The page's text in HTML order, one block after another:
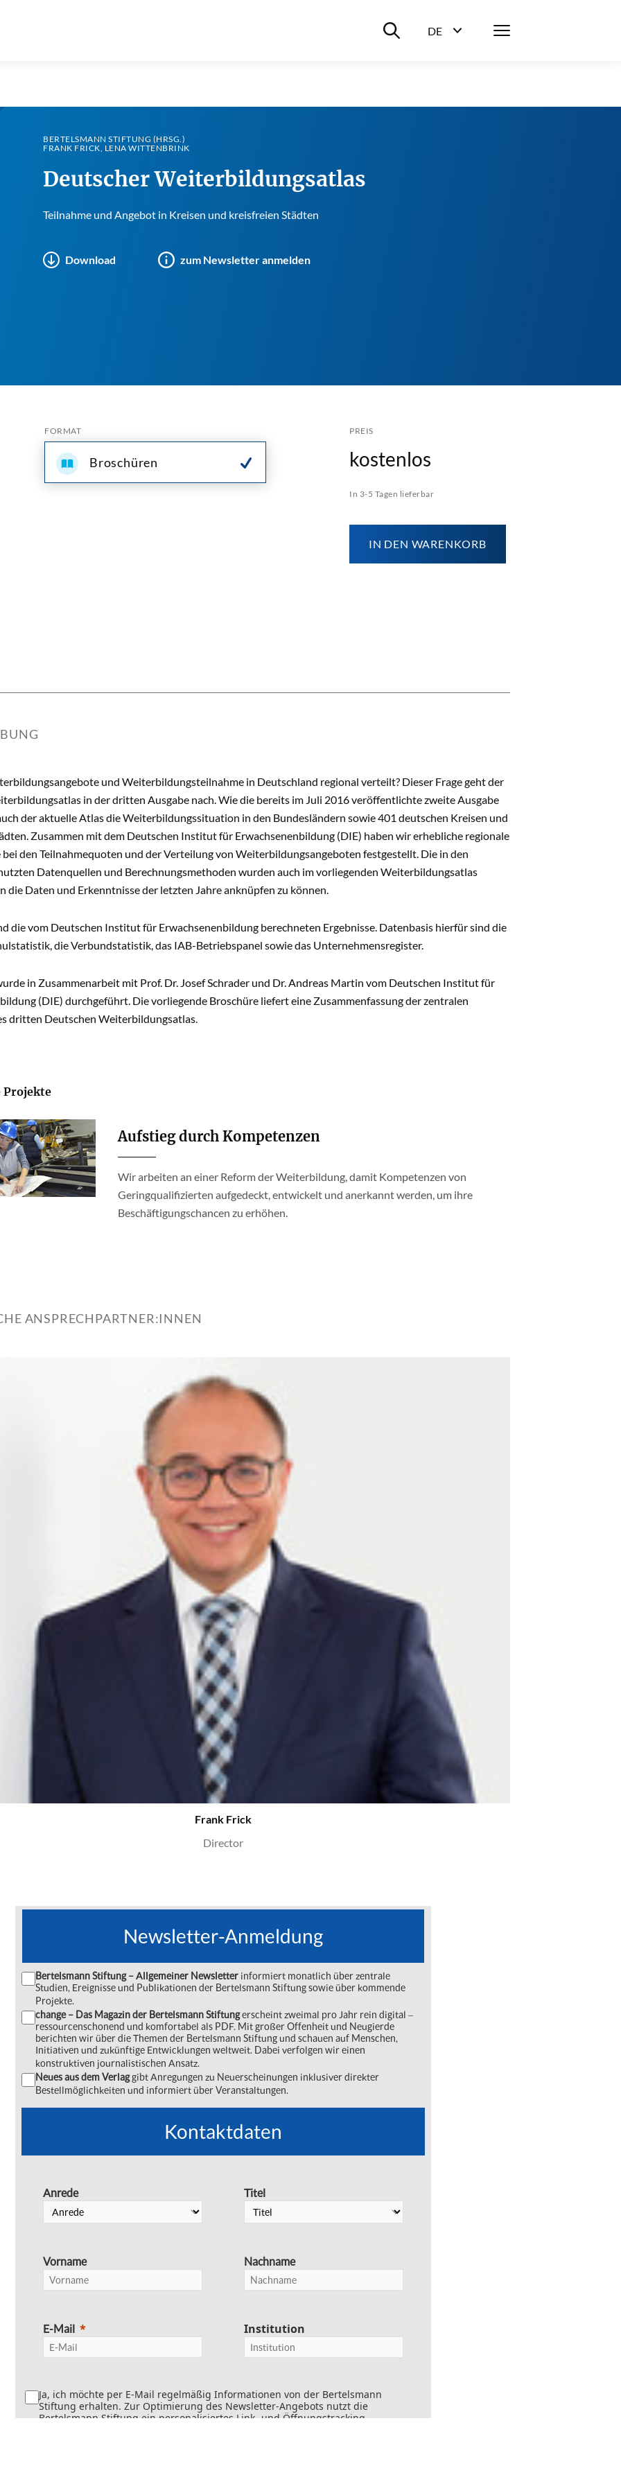
Suche ein-/ausblenden
DE
Menü
BERTELSMANN STIFTUNG (HRSG.)
FRANK FRICK, LENA WITTENBRINK
Deutscher Weiterbildungsatlas
Teilnahme und Angebot in Kreisen und kreisfreien Städten
Download zum Newsletter anmelden
FORMAT
Broschüren
PREIS
kostenlos
In 3-5 Tagen lieferbar
IN DEN WARENKORB
und Weiterbildungsteilnahme in Deutschland regional verteilt? Dieser Frage geht der
in der dritten Ausgabe nach. Wie die bereits im Juli 2016 veröffentlichte zweite Ausgabe
der aktuelle Atlas die Weiterbildungssituation in den Bundesländern sowie 401 deutschen Kreisen und
Zusammen mit dem Deutschen Institut für Erwachsenenbildung (DIE) haben wir erhebliche regionale
den Teilnahmequoten und der Verteilung von Weiterbildungsangeboten festgestellt. Die in den
Datenquellen und Berechnungsmethoden wurden auch im vorliegenden Weiterbildungsatlas
die Daten und Erkenntnisse der letzten Jahre anknüpfen zu können.
die vom Deutschen Institut für Erwachsenenbildung berechneten Ergebnisse. Datenbasis hierfür sind die
die Verbundstatistik, das IAB-Betriebspanel sowie das Unternehmensregister.
in Zusammenarbeit mit Prof. Dr. Josef Schrader und Dr. Andreas Martin vom Deutschen Institut für
(DIE) durchgeführt. Die vorliegende Broschüre liefert eine Zusammenfassung der zentralen
dritten Deutschen Weiterbildungsatlas.
Projekte
Aufstieg durch Kompetenzen
Wir arbeiten an einer Reform der Weiterbildung, damit Kompetenzen von
Geringqualifizierten aufgedeckt, entwickelt und anerkannt werden, um ihre
Beschäftigungschancen zu erhöhen.
ANSPRECHPARTNER:INNEN
Frank Frick
Director
Newsletter-Anmeldung
Bertelsmann Stiftung – Allgemeiner Newsletter informiert monatlich über zentrale
Studien, Ereignisse und Publikationen der Bertelsmann Stiftung sowie über kommende
Projekte.
change – Das Magazin der Bertelsmann Stiftungerscheint zweimal pro Jahr rein digital ‒
ressourcenschonend und komfortabel als PDF. Mit großer Offenheit und Neugierde
berichten wir über die Themen der Bertelsmann Stiftung und schauen auf Menschen,
Initiativen und zukünftige Entwicklungen weltweit. Dabei verfolgen wir einen
konstruktiven journalistischen Ansatz.
Neues aus dem Verlaggibt Anregungen zu Neuerscheinungen inklusiver direkter
Bestellmöglichkeiten und informiert über Veranstaltungen.
Kontaktdaten
Anrede
Vorname
E-Mail
Titel
Nachname
Institution
Ja, ich möchte per E-Mail regelmäßig Informationen von der Bertelsmann
Stiftung erhalten. Zur Optimierung des Newsletter-Angebots nutzt die
Bertelsmann Stiftung ein personalisiertes Link- und Öffnungstracking.